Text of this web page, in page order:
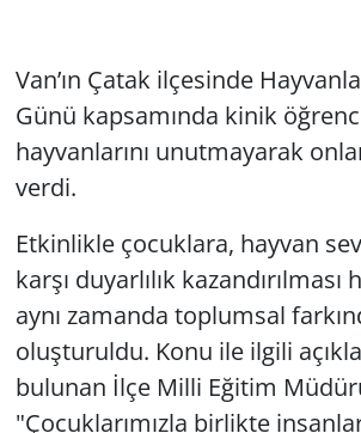
Van’ın Çatak ilçesinde
Günü kapsamında kinik
hayvanlarını unutmayarak
verdi.
Etkinlikle çocuklara, hayvan
karşı duyarlılık
aynı zamanda toplumsal
oluşturuldu. Konu ile ilgili
bulunan İlçe Milli Eğitim
"Çocuklarımızla birlikte